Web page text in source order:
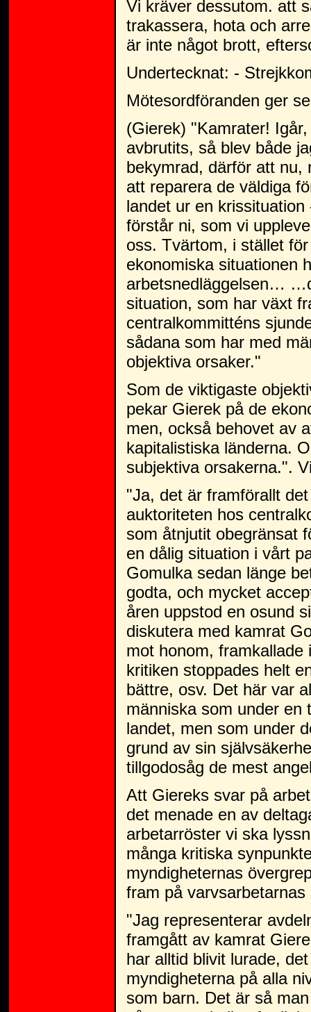
Vi kräver dessutom. att
trakassera, hota och
är inte något brott,
Undertecknat: -
Mötesordföranden ger
(Gierek) "Kamrater!
avbrutits, så blev både
bekymrad, därför att nu,
att reparera de väldiga
landet ur en
förstår ni, som vi
oss. Tvärtom, i stället
ekonomiska
arbetsnedläggelsen…
situation, som har växt
centralkommitténs
sådana som har med
objektiva orsaker."
Som de viktigaste
pekar Gierek på de
men, också behovet av
kapitalistiska länderna.
subjektiva orsakerna.".
"Ja, det är framförallt
auktoriteten hos
som åtnjutit obegränsat
en dålig situation i vårt
Gomulka sedan länge
godta, och mycket
åren uppstod en osund
diskutera med kamrat
mot honom, framkallade
kritiken stoppades helt
bättre, osv. Det här var
människa som under en
landet, men som under
grund av sin
tillgodosåg de mest
Att Giereks svar på
det menade en av
arbetarröster vi ska
många kritiska
myndigheternas
fram på
"Jag representerar
framgått av kamrat
har alltid blivit lurade,
myndigheterna på alla
som barn. Det är så